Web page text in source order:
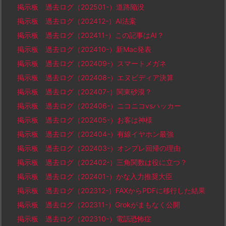
掲示板 過去ログ（202501-）道路陥没
掲示板 過去ログ（202412-）AI法案
掲示板 過去ログ（202411-）この記事はAI？
掲示板 過去ログ（202410-）新Mac発表
掲示板 過去ログ（202409-）スマートメガネ
掲示板 過去ログ（202408-）エヌビディア決算
掲示板 過去ログ（202407-）関東砂漠？
掲示板 過去ログ（202406-）ニコニコvsハッカー
掲示板 過去ログ（202405-）お客は神様
掲示板 過去ログ（202404-）有線イヤホン最強
掲示板 過去ログ（202403-）オンプレ回帰の理由
掲示板 過去ログ（202402-）三角関数は役に立つ？
掲示板 過去ログ（202401-）かな入力推奨大臣
掲示板 過去ログ（202312-）FAXからPDFに移行した結果
掲示板 過去ログ（202311-）Grokがまもなく公開
掲示板 過去ログ（202310-）電話恐怖症